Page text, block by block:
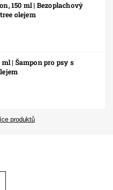
150 ml | Bezoplachový
olejem
ml | Šampon pro psy s
produktů